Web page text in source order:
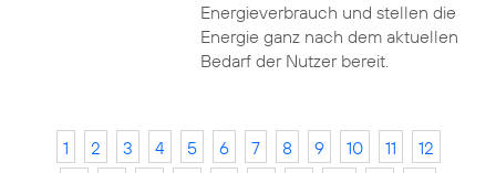
Energieverbrauch und stellen die
Energie ganz nach dem aktuellen
Bedarf der Nutzer bereit.
1 2 3 4 5 6 7 8 9 10 11
12